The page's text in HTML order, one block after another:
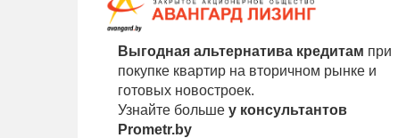
Выгодная альтернатива кредитам при
покупке квартир на вторичном рынке и
готовых новостроек.
Узнайте больше у консультантов
Prometr.by